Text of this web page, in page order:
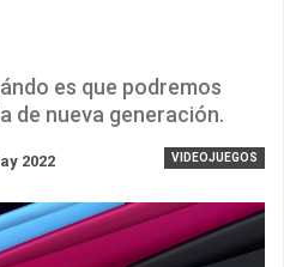
es que podremos
de nueva generación.
VIDEOJUEGOS
2022